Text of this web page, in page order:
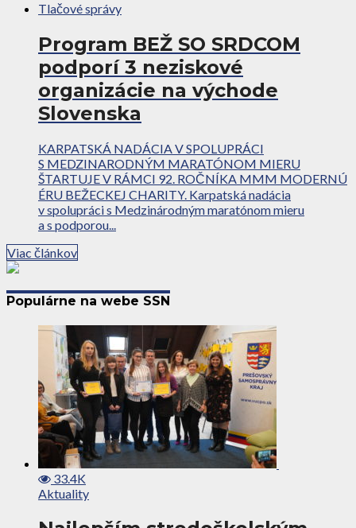
Tlačové správy
Program BEŽ SO SRDCOM
podporí 3 neziskové
organizácie na východe
Slovenska
KARPATSKÁ NADÁCIA V SPOLUPRÁCI
S MEDZINARODNÝM MARATÓNOM MIERU
ŠTARTUJE V RÁMCI 92. ROČNÍKA MMM MODERNÚ
ÉRU BEŽECKEJ CHARITY. Karpatská nadácia
v spolupráci s Medzinárodným maratónom mieru
a s podporou...
Viac článkov
Populárne na webe SSN
33.4K
Aktuality